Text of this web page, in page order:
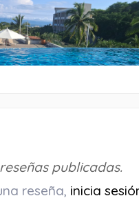
publicadas.
reseña, inicia